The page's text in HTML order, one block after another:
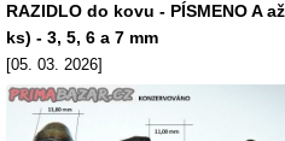
RAZIDLO do kovu - PÍSMENO A
ks) - 3, 5, 6 a 7 mm
[05. 03. 2026]